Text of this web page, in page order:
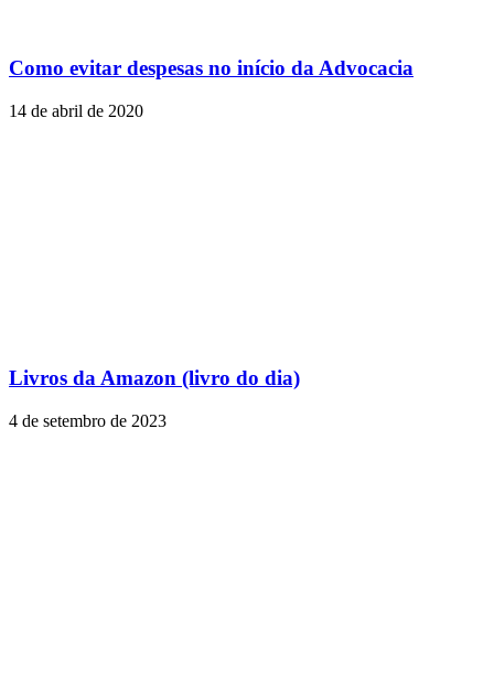
Como evitar despesas no início da Advocacia
14 de abril de 2020
Livros da Amazon (livro do dia)
4 de setembro de 2023